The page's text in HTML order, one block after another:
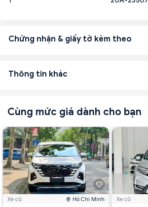
Chứng nhận & giấy tờ kèm theo
Thông tin khác
Cùng mức giá dành cho bạn
Xe cũ Hồ Chí Minh Xe cũ